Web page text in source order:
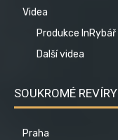
Videa
Produkce InRybář
Další videa
SOUKROMÉ REVÍRY
Praha